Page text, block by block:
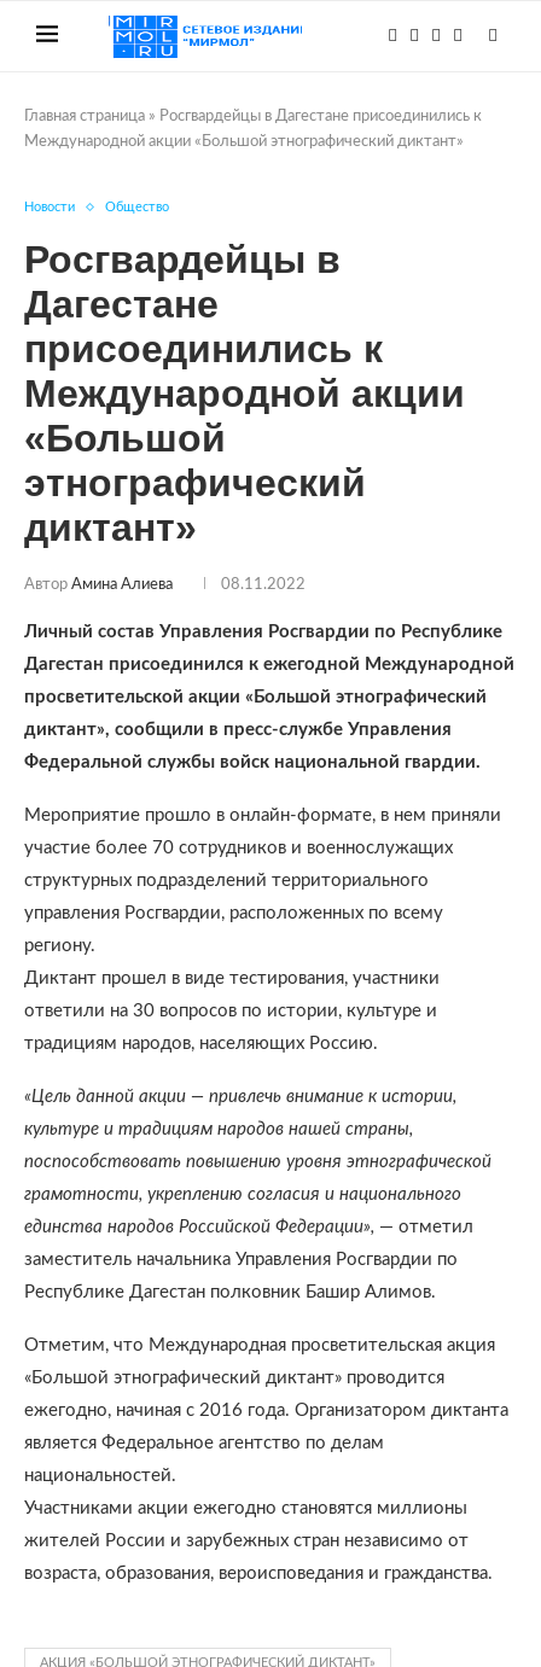
Главная страница » Росгвардейцы в Дагестане присоединились к
Международной акции «Большой этнографический диктант»
Новости Общество
Росгвардейцы в
Дагестане
присоединились к
Международной акции
«Большой
этнографический
диктант»
Автор Амина Алиева 08.11.2022
Личный состав Управления Росгвардии по Республике
Дагестан присоединился к ежегодной Международной
просветительской акции «Большой этнографический
диктант», сообщили в пресс-службе Управления
Федеральной службы войск национальной гвардии.
Мероприятие прошло в онлайн-формате, в нем приняли
участие более 70 сотрудников и военнослужащих
структурных подразделений территориального
управления Росгвардии, расположенных по всему
региону.
Диктант прошел в виде тестирования, участники
ответили на 30 вопросов по истории, культуре и
традициям народов, населяющих Россию.
«Цель данной акции — привлечь внимание к истории,
культуре и традициям народов нашей страны,
поспособствовать повышению уровня этнографической
грамотности, укреплению согласия и национального
единства народов Российской Федерации», — отметил
заместитель начальника Управления Росгвардии по
Республике Дагестан полковник Башир Алимов.
Отметим, что Международная просветительская акция
«Большой этнографический диктант» проводится
ежегодно, начиная с 2016 года. Организатором диктанта
является Федеральное агентство по делам
национальностей.
Участниками акции ежегодно становятся миллионы
жителей России и зарубежных стран независимо от
возраста, образования, вероисповедания и гражданства.
АКЦИЯ «БОЛЬШОЙ ЭТНОГРАФИЧЕСКИЙ ДИКТАНТ»